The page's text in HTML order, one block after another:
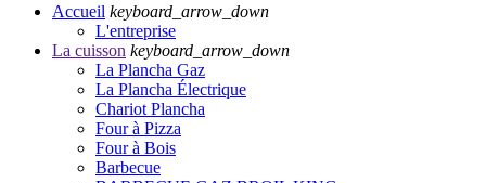
Accueil keyboard_arrow_down
L'entreprise
La cuisson keyboard_arrow_down
La Plancha Gaz
La Plancha Électrique
Chariot Plancha
Four à Pizza
Four à Bois
Barbecue